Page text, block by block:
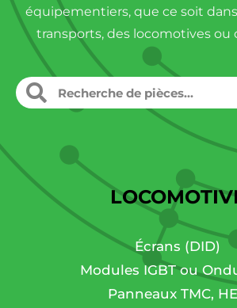
équipementiers, que ce soit
transports, des locomotives ou
Écrans (DID)
Modules IGBT ou
Panneaux TMC,